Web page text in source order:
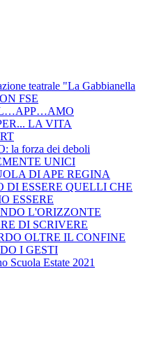
teatrale "La Gabbianella
FSE
LA VITA
la forza dei deboli
UNICI
DI APE REGINA
DI ESSERE QUELLI CHE
ESSERE
L'ORIZZONTE
DI SCRIVERE
OLTRE IL CONFINE
I GESTI
Scuola Estate 2021